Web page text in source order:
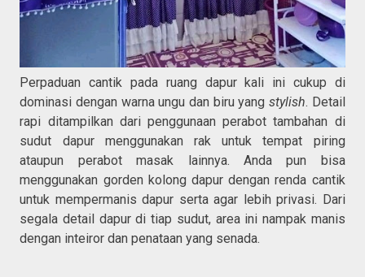
Perpaduan cantik pada ruang dapur kali ini cukup di
dominasi dengan warna ungu dan biru yang stylish. Detail
rapi ditampilkan dari penggunaan perabot tambahan di
sudut dapur menggunakan rak untuk tempat piring
ataupun perabot masak lainnya. Anda pun bisa
menggunakan gorden kolong dapur dengan renda cantik
untuk mempermanis dapur serta agar lebih privasi. Dari
segala detail dapur di tiap sudut, area ini nampak manis
dengan inteiror dan penataan yang senada.